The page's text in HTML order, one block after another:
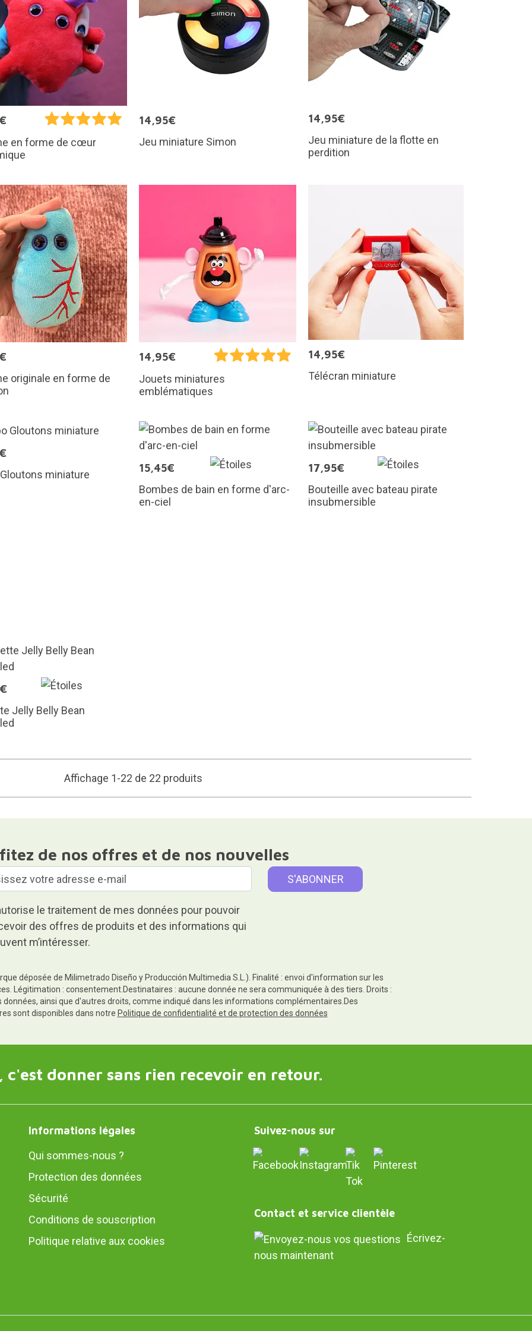
en forme de cœur
14,95€
Jeu miniature Simon
14,95€
Jeu miniature de la flotte en
perdition
originale en forme de
14,95€
Jouets miniatures
emblématiques
14,95€
Télécran miniature
miniature
15,45€
Bombes de bain en forme d'arc-
en-ciel
17,95€
Bouteille avec bateau pirate
insubmersible
Jelly Belly Bean
Affichage 1-22 de 22 produits
de nos offres et de nos nouvelles
le traitement de mes données pour pouvoir
des offres de produits et des informations qui
m’intéresser.
déposée de Milimetrado Diseño y Producción Multimedia S.L.). Finalité : envoi d'information sur les
Légitimation : consentement.Destinataires : aucune donnée ne sera communiquée à des tiers. Droits :
ainsi que d'autres droits, comme indiqué dans les informations complémentaires.Des
sont disponibles dans notre Politique de confidentialité et de protection des données
c'est donner sans rien recevoir en retour.
Informations légales
Qui sommes-nous ?
Protection des données
Sécurité
Conditions de souscription
Politique relative aux cookies
Suivez-nous sur
Contact et service clientèle
Écrivez-
nous maintenant